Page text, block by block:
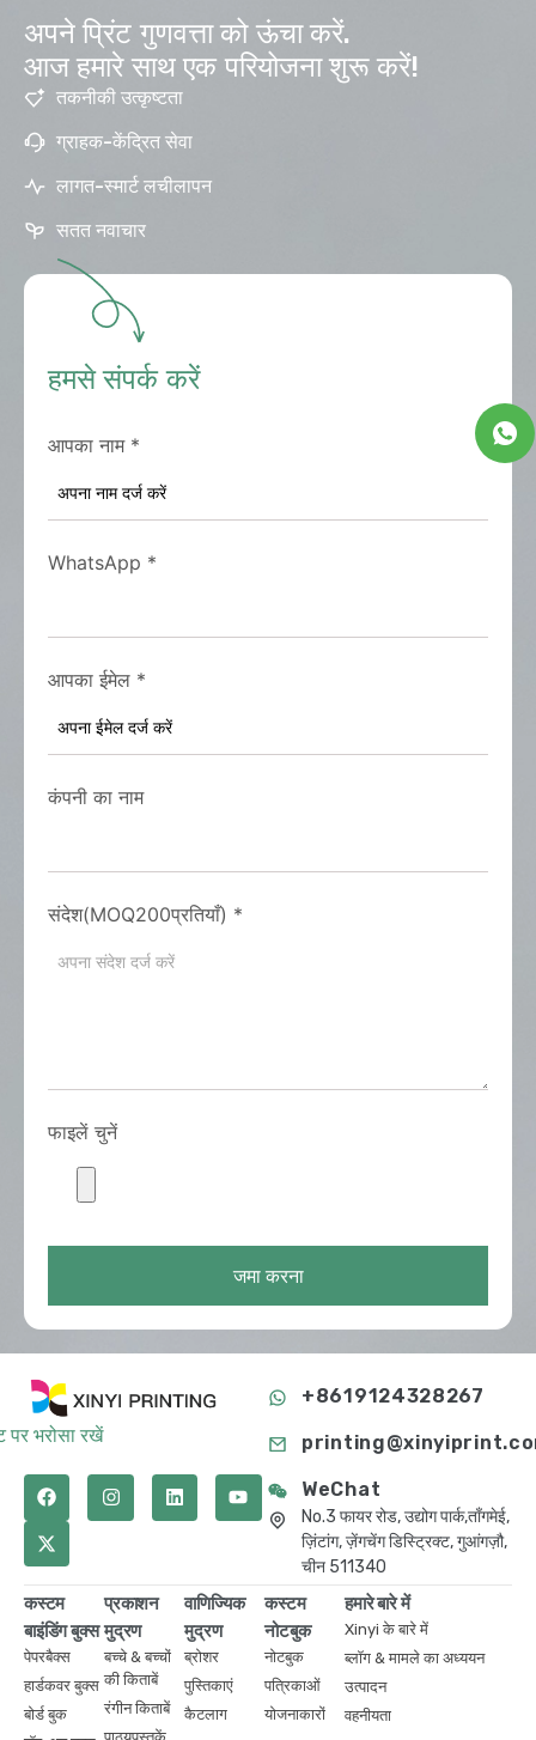
अपने प्रिंट गुणवत्ता को ऊंचा करें.
आज हमारे साथ एक परियोजना शुरू करें!
तकनीकी उत्कृष्टता
ग्राहक-केंद्रित सेवा
लागत-स्मार्ट लचीलापन
सतत नवाचार
हमसे संपर्क करें
आपका नाम *
WhatsApp *
आपका ईमेल *
कंपनी का नाम
संदेश(MOQ200प्रतियाँ) *
फाइलें चुनें
जमा करना
पर भरोसा रखें
+8619124328267
WeChat
No.3 फायर रोड, उद्योग पार्क,ताँगमेई,
ज़िंटांग, ज़ेंगचेंग डिस्ट्रिक्ट, गुआंगज़ौ,
चीन 511340
कस्टम
बाइंडिंग बुक्स
पेपरबैक्स
हार्डकवर बुक्स
बोर्ड बुक
प्रकाशन
मुद्रण
बच्चे & बच्चों
की किताबें
रंगीन किताबें
वाणिज्यिक
मुद्रण
ब्रोशर
पुस्तिकाएं
कैटलाग
कस्टम
नोटबुक
नोटबुक
पत्रिकाओं
योजनाकारों
हमारे बारे में
Xinyi के बारे में
ब्लॉग & मामले का अध्ययन
उत्पादन
वहनीयता